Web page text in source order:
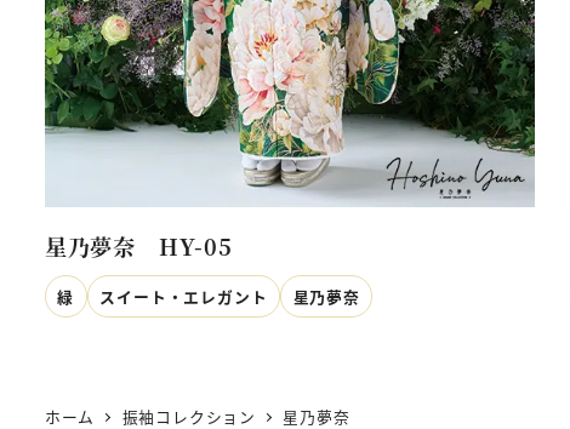
星乃夢奈 HY-05
緑 スイート・エレガント 星乃夢奈
ホーム 振袖コレクション 星乃夢奈